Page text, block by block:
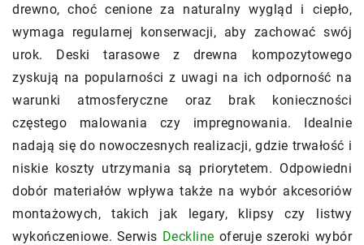
drewno, choć cenione za naturalny wygląd i ciepło,
wymaga regularnej konserwacji, aby zachować swój
urok. Deski tarasowe z drewna kompozytowego
zyskują na popularności z uwagi na ich odporność na
warunki atmosferyczne oraz brak konieczności
częstego malowania czy impregnowania. Idealnie
nadają się do nowoczesnych realizacji, gdzie trwałość i
niskie koszty utrzymania są priorytetem. Odpowiedni
dobór materiałów wpływa także na wybór akcesoriów
montażowych, takich jak legary, klipsy czy listwy
wykończeniowe. Serwis Deckline oferuje szeroki wybór